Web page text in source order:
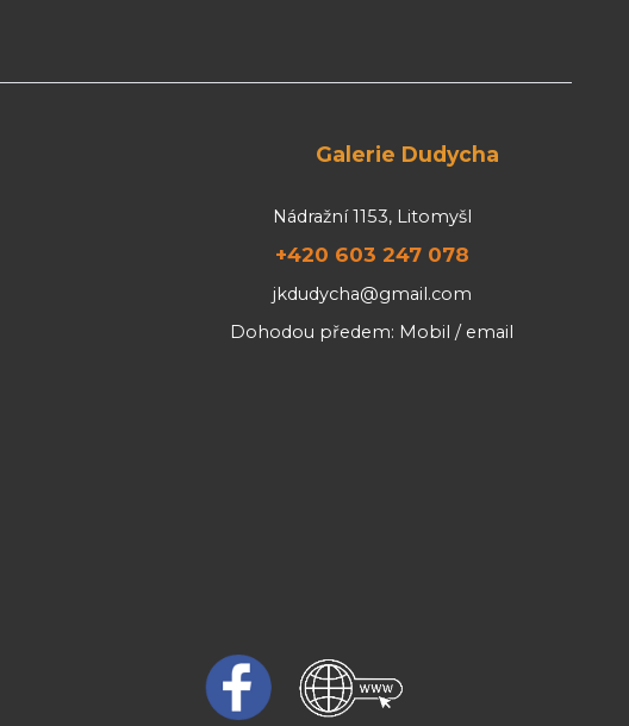
Galerie Dudycha
Nádražní 1153, Litomyšl
+420 603 247 078
jkdudycha@gmail.com
Dohodou předem: Mobil / email